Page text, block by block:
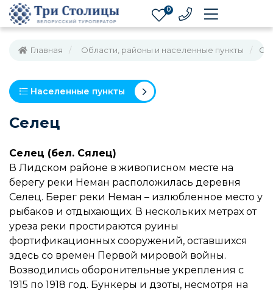
0
Главная Области, районы и населенные пункты
Населенные пункты
Селец
Селец (бел. Сялец)
В Лидском районе в живописном месте на
берегу реки Неман расположилась деревня
Селец. Берег реки Неман – излюбленное место у
рыбаков и отдыхающих. В нескольких метрах от
уреза реки простираются руины
фортификационных сооружений, оставшихся
здесь со времен Первой мировой войны.
Возводились оборонительные укрепления с
1915 по 1918 год. Бункеры и дзоты, несмотря на